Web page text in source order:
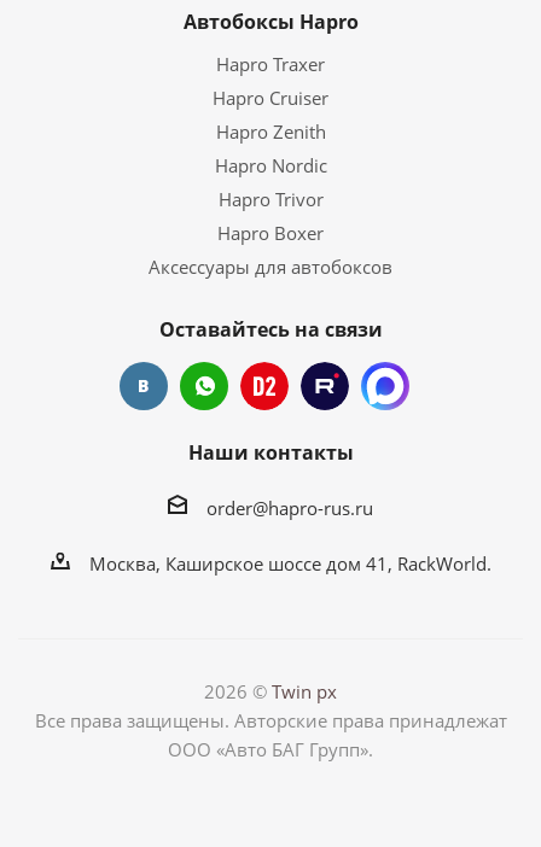
Автобоксы Hapro
Hapro Traxer
Hapro Cruiser
Hapro Zenith
Hapro Nordic
Hapro Trivor
Hapro Boxer
Аксессуары для автобоксов
Оставайтесь на связи
Наши контакты
order@hapro-rus.ru
Москва, Каширское шоссе дом 41, RackWorld.
2026 © Twin px
Все права защищены. Авторские права принадлежат
ООО «Авто БАГ Групп».